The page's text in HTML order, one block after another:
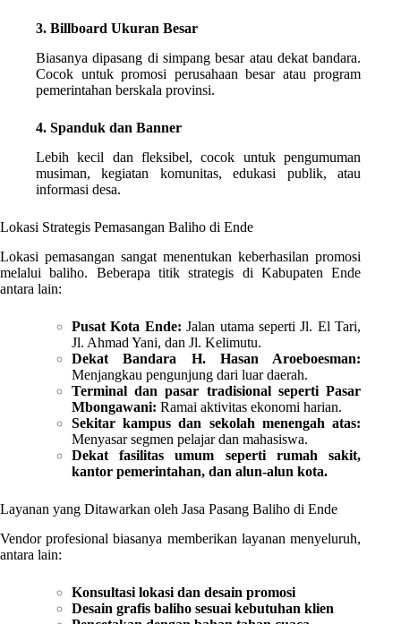
3. Billboard Ukuran Besar
Biasanya dipasang di simpang besar atau dekat bandara.
Cocok untuk promosi perusahaan besar atau program
pemerintahan berskala provinsi.
4. Spanduk dan Banner
Lebih kecil dan fleksibel, cocok untuk pengumuman
musiman, kegiatan komunitas, edukasi publik, atau
informasi desa.
Lokasi Strategis Pemasangan Baliho di Ende
Lokasi pemasangan sangat menentukan keberhasilan promosi
melalui baliho. Beberapa titik strategis di Kabupaten Ende
antara lain:
Pusat Kota Ende: Jalan utama seperti Jl. El Tari,
Jl. Ahmad Yani, dan Jl. Kelimutu.
Dekat Bandara H. Hasan Aroeboesman:
Menjangkau pengunjung dari luar daerah.
Terminal dan pasar tradisional seperti Pasar
Mbongawani: Ramai aktivitas ekonomi harian.
Sekitar kampus dan sekolah menengah atas:
Menyasar segmen pelajar dan mahasiswa.
Dekat fasilitas umum seperti rumah sakit,
kantor pemerintahan, dan alun-alun kota.
Layanan yang Ditawarkan oleh Jasa Pasang Baliho di Ende
Vendor profesional biasanya memberikan layanan menyeluruh,
antara lain:
Konsultasi lokasi dan desain promosi
Desain grafis baliho sesuai kebutuhan klien